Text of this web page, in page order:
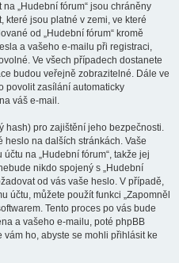
„Hudební fórum“ jsou chráněny
které jsou platné v zemi, ve které
od „Hudební fórum“ kromě
a vašeho e-mailu při registraci,
Ve všech případech dostanete
budou veřejně zobrazitelné. Dále ve
povolit zasílání automaticky
váš e-mail.
hash) pro zajištění jeho bezpečnosti.
heslo na dalších stránkách. Vaše
na „Hudební fórum“, takže jej
nikdo spojený s „Hudební
od vás vaše heslo. V případě,
účtu, můžete použít funkci „Zapomněl
Tento proces po vás bude
a vašeho e-mailu, poté phpBB
ho, abyste se mohli přihlásit ke